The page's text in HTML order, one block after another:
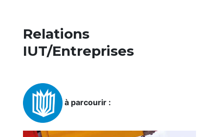
Relations
IUT/Entreprises
à parcourir :